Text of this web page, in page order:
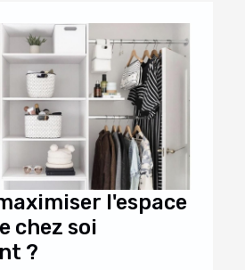
l'espace
chez soi
?